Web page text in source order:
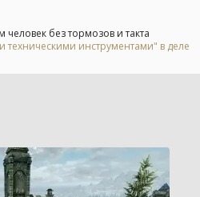
человек без тормозов и такта
техническими инструментами" в деле